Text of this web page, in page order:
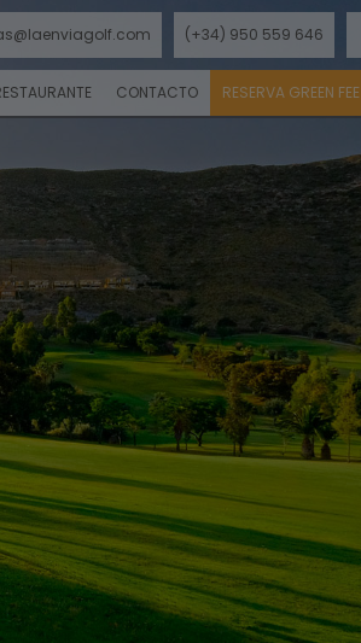
(+34) 950 559 646
CONTACTO RESERVA GREEN FEE